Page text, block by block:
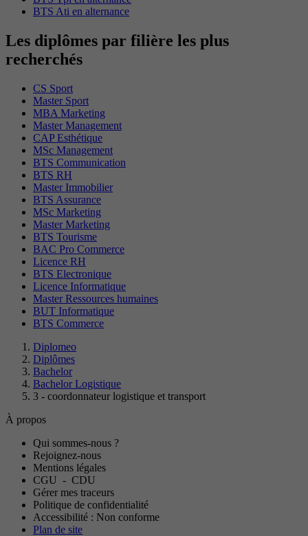
BTS Ati en alternance
Les diplômes par filière les plus
recherchés
CS Sport
Master Sport
MBA Marketing
Master Management
CAP Esthétique
MSc Management
BTS Communication
BTS RH
Master Immobilier
BTS Assurance
MSc Marketing
Master Marketing
BTS Tourisme
BAC Pro Commerce
Licence RH
BTS Electronique
Licence Informatique
Master Ressources humaines
BUT Informatique
BTS Commerce
Diplomeo
Diplômes
Bachelor
Bachelor Logistique
3 - coordonnateur logistique et transport
À propos
Qui sommes-nous ?
Rejoignez-nous
Mentions légales
CGU - CDU
Gérer mes traceurs
Politique de confidentialité
Accessibilité : Non conforme
Plan de site